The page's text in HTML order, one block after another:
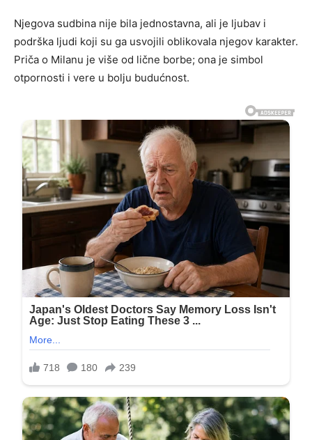
Njegova sudbina nije bila jednostavna, ali je ljubav i
podrška ljudi koji su ga usvojili oblikovala njegov karakter.
Priča o Milanu je više od lične borbe; ona je simbol
otpornosti i vere u bolju budućnost.